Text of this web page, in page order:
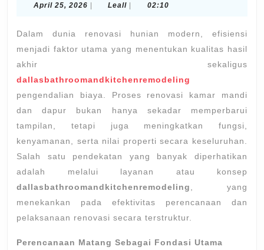
Efisien
April 25, 2026 April
LeallLeall 02:10
Dalam dunia renovasi hunian modern, efisiensi
menjadi faktor utama yang menentukan kualitas hasil
akhir sekaligus
dallasbathroomandkitchenremodeling
pengendalian biaya. Proses renovasi kamar mandi
dan dapur bukan hanya sekadar memperbarui
tampilan, tetapi juga meningkatkan fungsi,
kenyamanan, serta nilai properti secara keseluruhan.
Salah satu pendekatan yang banyak diperhatikan
adalah melalui layanan atau konsep
dallasbathroomandkitchenremodeling, yang
menekankan pada efektivitas perencanaan dan
pelaksanaan renovasi secara terstruktur.
Perencanaan Matang Sebagai Fondasi Utama